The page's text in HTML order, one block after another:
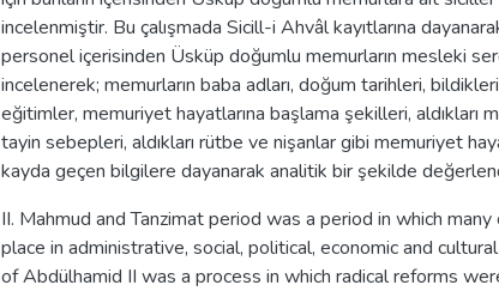
incelenmiştir. Bu çalışmada Sicill-i Ahvâl kayıtlarına
personel içerisinden Üsküp doğumlu memurların mesleki
incelenerek; memurların baba adları, doğum tarihleri, bildikleri
eğitimler, memuriyet hayatlarına başlama şekilleri, aldıkları
tayin sebepleri, aldıkları rütbe ve nişanlar gibi memuriyet
kayda geçen bilgilere dayanarak analitik bir şekilde
II. Mahmud and Tanzimat period was a period in which
place in administrative, social, political, economic and
of Abdülhamid II was a process in which radical reforms